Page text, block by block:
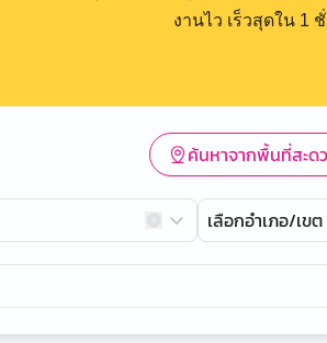
งานไว เร็วสุดใน 1
ค้นหาจากพื้นที่สะด
เลือกอำเภอ/เขต